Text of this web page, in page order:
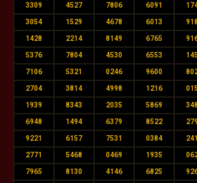
3309 4527 7806 6091
3054 1529 4678 6013
1428 2214 8149 6765
5376 7804 4530 6553
7106 5321 0246 9600
2704 3814 4998 1216
1939 8343 2035 5869
6948 1494 6379 8522
9221 6157 7531 0384
2771 5468 0469 1935
7965 8130 4146 6825